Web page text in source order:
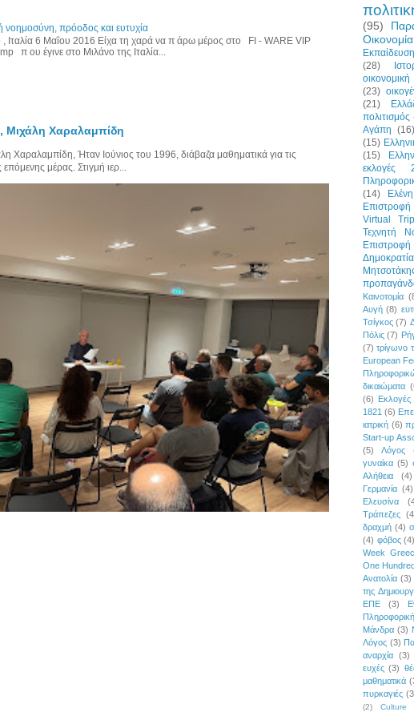
νοημοσύνη, πρόοδος και ευτυχία
, Ιταλία 6 Μαΐου 2016 Είχα τη χαρά να π άρω μέρος στο FI - WARE VIP
π ου έγινε στο Μιλάνο της Ιταλία...
Μιχάλη Χαραλαμπίδη
Χαραλαμπίδη, Ήταν Ιούνιος του 1996, διάβαζα μαθηματικά για τις
επόμενης μέρας. Στιγμή ιερ...
(95)
Οικονομία
Εκπαίδευση
(28)
οικονομική
(23)
(21)
πολιτισμός
Αγάπη (16)
(15)
(15)
εκλογές
(14)
Επιστροφή
Virtual Trip
Τεχνητή
Δημοκρατία
Καινοτομία
Αυγή (8)
Τσίγκος (7)
Πόλις (7)
(7) τρίγωνο
European
δικαιώματα
(6)
1821 (6)
ιατρική (6)
Start-up
(5)
Λόγος
γυναίκα (5)
Αλήθεια
(4)
Γερμανία (4)
Ελευσίνα
Τράπεζες
δραχμή (4)
(4) φόβος (4)
Week
One
Ανατολία (3)
της
ΕΠΕ
(3)
Μάνδρα (3)
Λόγος (3)
αναρχία (3)
ευχές (3)
μαθηματικά
πυρκαγιές
(2)
Culture